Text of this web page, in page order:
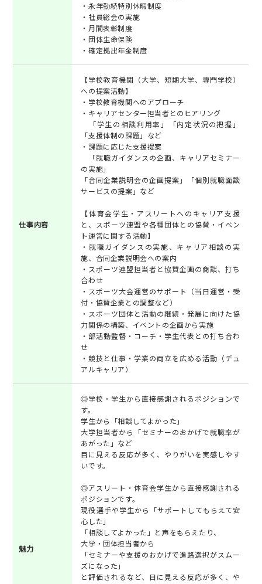
・永年勤続特別休暇制度
・社員総会の実施
・月間表彰制度
・団体生命保険
・確定拠出年金制度
仕事内容
【学校教育機関（大学、短期大学、専門学校）
への提案活動】
・学校教育機関へのアプローチ
・キャリアセンター担当者とのヒアリング
「学生の相談利用率」「内定状況の把握」
「支援体制の課題」など
・課題に応じた支援提案
「就職ガイダンスの企画、キャリアセミナー
の実施」
「合同企業説明会の企画提案」「個別就職面談
サービスの提案」など
【体育会学生・アスリートへのキャリア支援
と、スポーツ連盟や各種団体との協賛・イベン
ト運営に関する活動】
・就職ガイダンスの実施、キャリア相談の実
施、合同企業説明会への案内
・スポーツ連盟担当者と協賛企画の商談、打ち
合わせ
・スポーツ大会運営のサポート（当日運営・受
付・協賛企業との調整など）
・スポーツ団体と活動の継続・発展に向けた協
力関係の構築、イベントの企画から実施
・部活動監督・コーチ・学生代表との打ち合わ
せ
・競技と仕事・学業の両立を広める活動（デュ
アルキャリア）
魅力
◎学校・学生から直接感謝されるポジションで
す。
学生から「相談してよかった」
大学担当者から「セミナーのおかげで就職率が
あがった」など
目に見える反応が多く、やりがいを実感しやす
いです。
◎アスリート・体育会学生から直接感謝される
ポジションです。
現役選手や学生から「サポートしてもらえて安
心した」
「相談してよかった」と声をもらえたり、
大学・団体担当者から
「セミナーや支援のおかげで進路選択がスムー
ズになった」
と評価されるなど、目に見える反応が多く、や